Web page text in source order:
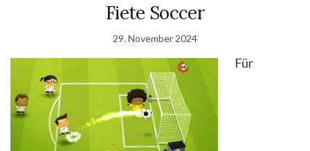
Fiete Soccer
29. November 2024
Für